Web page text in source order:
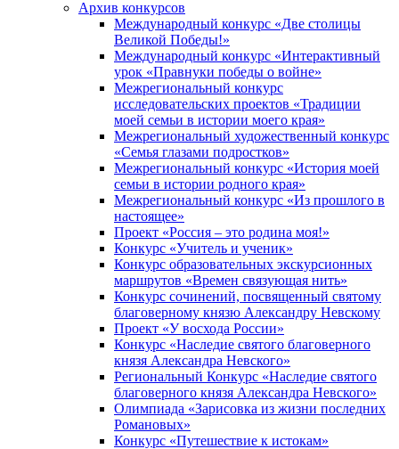
Архив конкурсов
Международный конкурс «Две столицы
Великой Победы!»
Международный конкурс «Интерактивный
урок «Правнуки победы о войне»
Межрегиональный конкурс
исследовательских проектов «Традиции
моей семьи в истории моего края»
Межрегиональный художественный конкурс
«Семья глазами подростков»
Межрегиональный конкурс «История моей
семьи в истории родного края»
Межрегиональный конкурс «Из прошлого в
настоящее»
Проект «Россия – это родина моя!»
Конкурс «Учитель и ученик»
Конкурс образовательных экскурсионных
маршрутов «Времен связующая нить»
Конкурс сочинений, посвященный святому
благоверному князю Александру Невскому
Проект «У восхода России»
Конкурс «Наследие святого благоверного
князя Александра Невского»
Региональный Конкурс «Наследие святого
благоверного князя Александра Невского»
Олимпиада «Зарисовка из жизни последних
Романовых»
Конкурс «Путешествие к истокам»